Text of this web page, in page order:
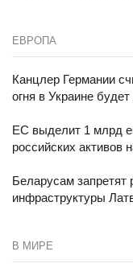
В МИРЕ
ЕВРОПА
Канцлер Германии
огня в Украине
ЕС выделит 1 млрд
российских активов
Беларусам запретят
инфраструктуры